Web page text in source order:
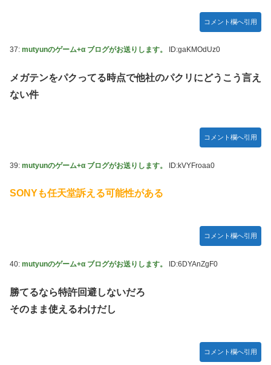
コメント欄へ引用
37: mutyunのゲーム+α ブログがお送りします。 ID:gaKMOdUz0
メガテンをパクってる時点で他社のパクリにどうこう言え
ない件
コメント欄へ引用
39: mutyunのゲーム+α ブログがお送りします。 ID:kVYFroaa0
SONYも任天堂訴える可能性がある
コメント欄へ引用
40: mutyunのゲーム+α ブログがお送りします。 ID:6DYAnZgF0
勝てるなら特許回避しないだろ
そのまま使えるわけだし
コメント欄へ引用